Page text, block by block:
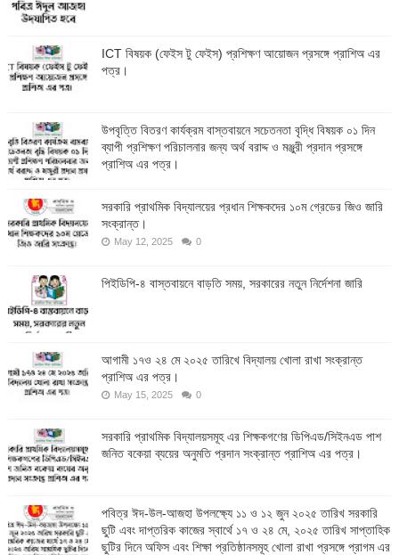
ICT বিষয়ক (ফেইস টু ফেইস) প্রশিক্ষণ আয়োজন প্রসঙ্গে প্রাশিঅ এর
পত্র।
উপবৃত্তি বিতরণ কার্যক্রম বাস্তবায়নে সচেতনতা বৃদ্ধি বিষয়ক ০১ দিন
ব্যাপী প্রশিক্ষণ পরিচালনার জন্য অর্থ বরাদ্দ ও মঞ্জুরী প্রদান প্রসঙ্গে
প্রাশিঅ এর পত্র।
সরকারি প্রাথমিক বিদ্যালয়ের প্রধান শিক্ষকদের ১০ম গ্রেডের জিও জারি
সংক্রান্ত।
May 12, 2025 0
পিইডিপি-৪ বাস্তবায়নে বাড়তি সময়, সরকারের নতুন নির্দেশনা জারি
আগামী ১৭ও ২৪ মে ২০২৫ তারিখে বিদ্যালয় খোলা রাখা সংক্রান্ত
প্রাশিঅ এর পত্র।
May 15, 2025 0
সরকারি প্রাথমিক বিদ্যালয়সমূহ এর শিক্ষকগণের ডিপিএড/সিইনএড পাশ
জনিত বকেয়া ব্যয়ের অনুমতি প্রদান সংক্রান্ত প্রাশিঅ এর পত্র।
পবিত্র ঈদ-উল-আজহা উপলক্ষ্যে ১১ ও ১২ জুন ২০২৫ তারিখ সরকারি
ছুটি এবং দাপ্তরিক কাজের স্বার্থে ১৭ ও ২৪ মে, ২০২৫ তারিখ সাপ্তাহিক
ছুটির দিনে অফিস এবং শিক্ষা প্রতিষ্ঠানসমূহ খোলা রাখা প্রসঙ্গে প্রাগম এর